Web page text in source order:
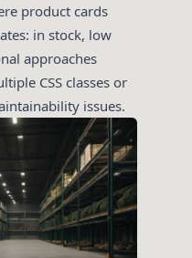
product cards
in stock, low
approaches
CSS classes or
issues.